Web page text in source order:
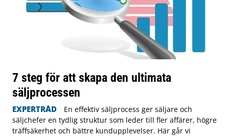
7 steg för att skapa den ultimata
säljprocessen
EXPERTRÅD
En effektiv säljprocess ger säljare och
säljchefer en tydlig struktur som leder till fler affärer, högre
träffsäkerhet och bättre kundupplevelser. Här går vi